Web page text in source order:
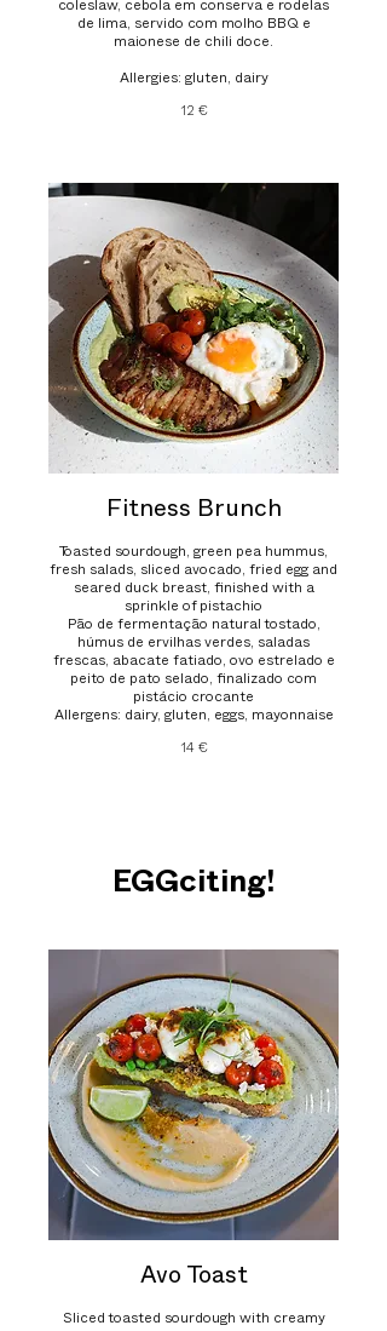
coleslaw, cebola em conserva e rodelas
de lima, servido com molho BBQ e
maionese de chili doce.
Allergies: gluten, dairy
12 €
Fitness Brunch
Toasted sourdough, green pea hummus,
fresh salads, sliced avocado, fried egg and
seared duck breast, finished with a
sprinkle of pistachio
Pão de fermentação natural tostado,
húmus de ervilhas verdes, saladas
frescas, abacate fatiado, ovo estrelado e
peito de pato selado, finalizado com
pistácio crocante
Allergens: dairy, gluten, eggs, mayonnaise
14 €
EGGciting!
Avo Toast
Sliced toasted sourdough with creamy